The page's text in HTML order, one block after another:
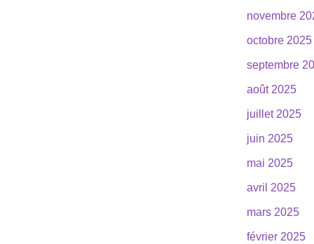
novembre
octobre 2025
septembre
août 2025
juillet 2025
juin 2025
mai 2025
avril 2025
mars 2025
février 2025